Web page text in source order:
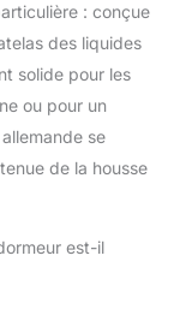
la
sur des
: conçue
des liquides
solide pour les
ou pour un
se
de la housse
est-il